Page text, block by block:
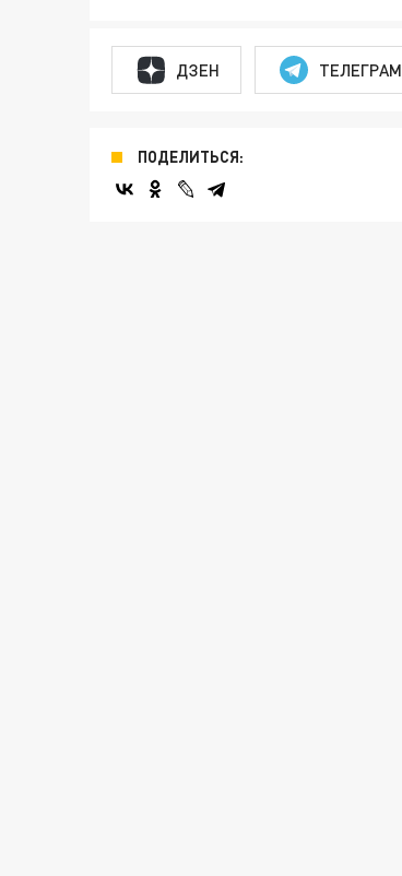
ДЗЕН ТЕЛЕГРАМ
ПОДЕЛИТЬСЯ: